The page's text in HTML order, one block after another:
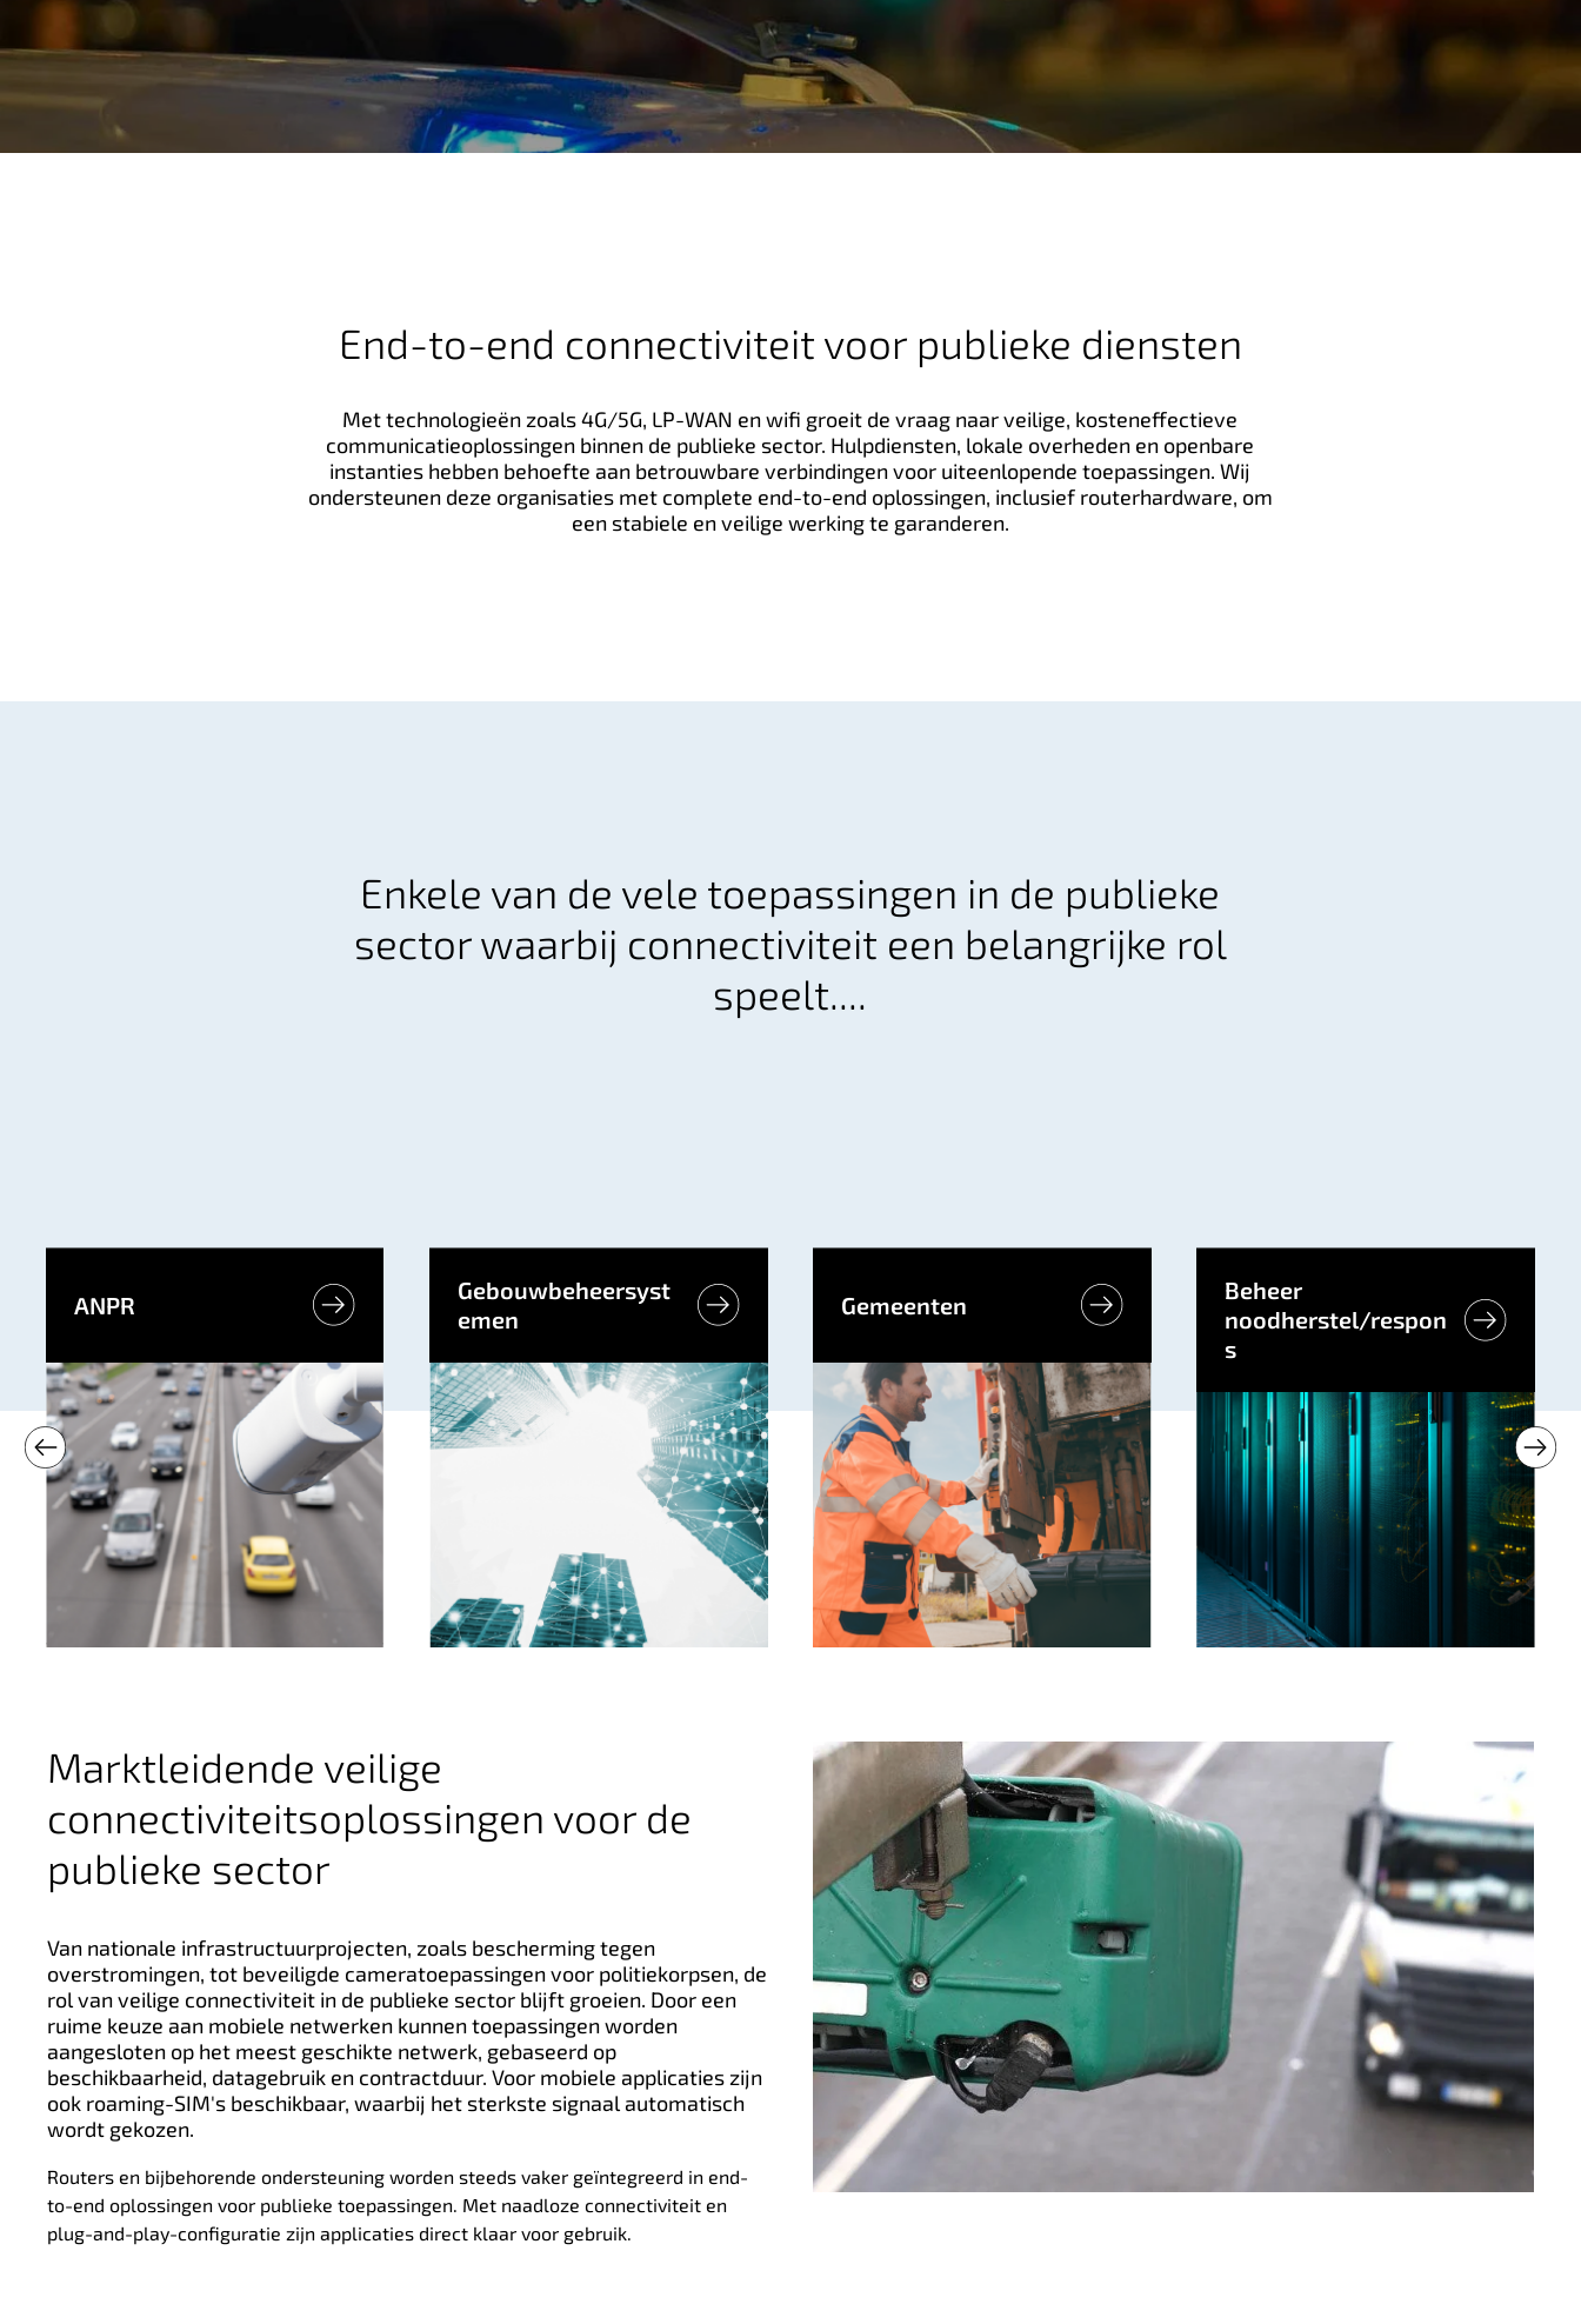
h
u
End-to-end connectiviteit voor publieke diensten
Met technologieën zoals 4G/5G, LP-WAN en wifi groeit de vraag naar veilige, kosteneffectieve
communicatieoplossingen binnen de publieke sector. Hulpdiensten, lokale overheden en openbare
instanties hebben behoefte aan betrouwbare verbindingen voor uiteenlopende toepassingen. Wij
ondersteunen deze organisaties met complete end-to-end oplossingen, inclusief routerhardware, om
een stabiele en veilige werking te garanderen.
Enkele van de vele toepassingen in de publieke
sector waarbij connectiviteit een belangrijke rol
speelt....
ANPR
Read more
Gebouwbeheersyst
emen
Liftbeheer, perimeterbeveiliging
en onderhoudsplanning.
Gemeenten
Beheer
noodherstel/respon
s
Marktleidende veilige
connectiviteitsoplossingen voor de
publieke sector
Van nationale infrastructuurprojecten, zoals bescherming tegen
overstromingen, tot beveiligde cameratoepassingen voor politiekorpsen, de
rol van veilige connectiviteit in de publieke sector blijft groeien. Door een
ruime keuze aan mobiele netwerken kunnen toepassingen worden
aangesloten op het meest geschikte netwerk, gebaseerd op
beschikbaarheid, datagebruik en contractduur. Voor mobiele applicaties zijn
ook roaming-SIM's beschikbaar, waarbij het sterkste signaal automatisch
wordt gekozen.
Routers en bijbehorende ondersteuning worden steeds vaker geïntegreerd in end-
to-end oplossingen voor publieke toepassingen. Met naadloze connectiviteit en
plug-and-play-configuratie zijn applicaties direct klaar voor gebruik.